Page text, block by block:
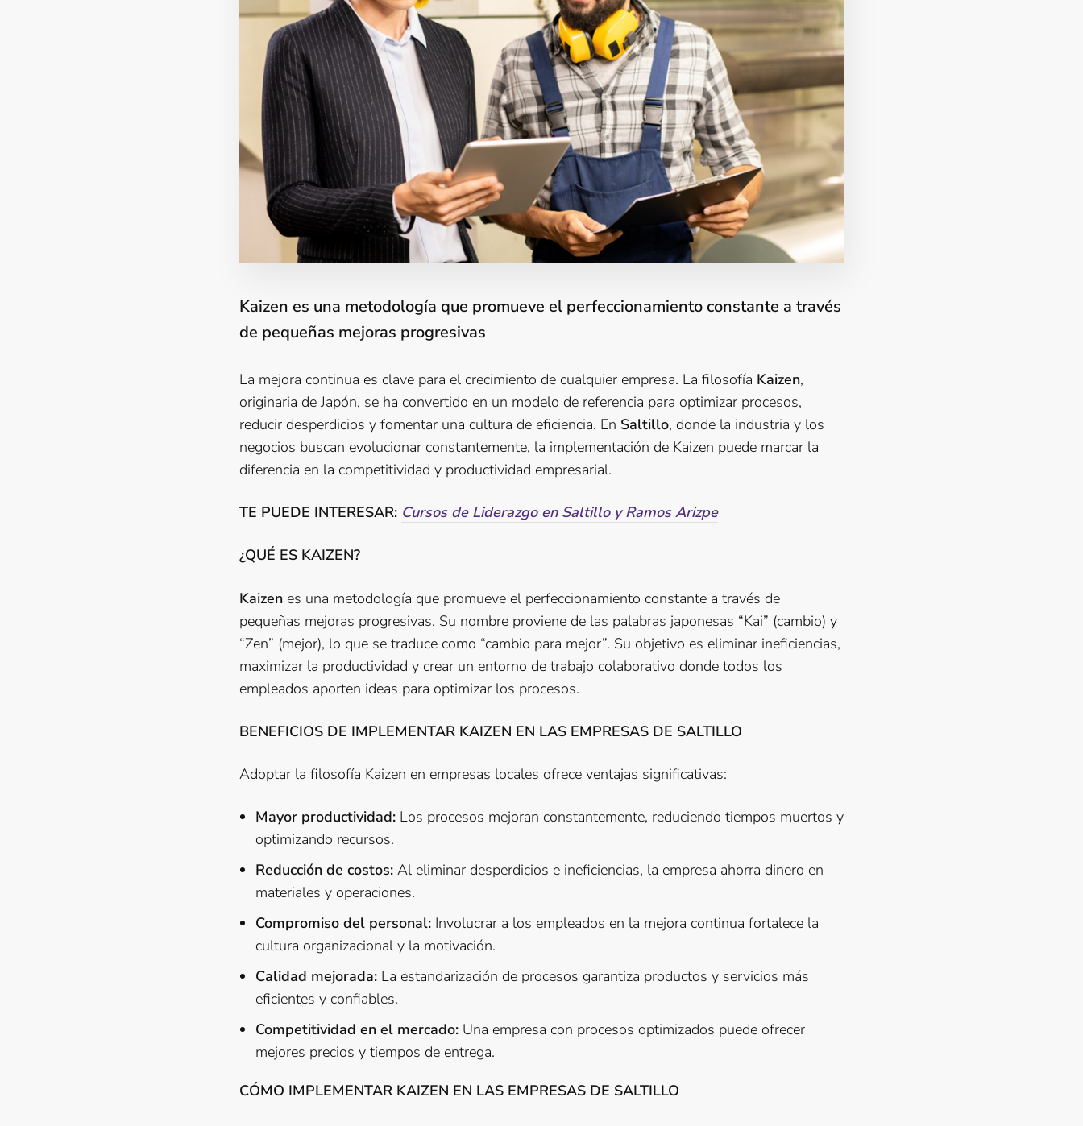
Kaizen es una metodología que promueve el perfeccionamiento constante a través
de pequeñas mejoras progresivas
La mejora continua es clave para el crecimiento de cualquier empresa. La filosofía Kaizen,
originaria de Japón, se ha convertido en un modelo de referencia para optimizar procesos,
reducir desperdicios y fomentar una cultura de eficiencia. En Saltillo, donde la industria y los
negocios buscan evolucionar constantemente, la implementación de Kaizen puede marcar la
diferencia en la competitividad y productividad empresarial.
TE PUEDE INTERESAR: Cursos de Liderazgo en Saltillo y Ramos Arizpe
¿QUÉ ES KAIZEN?
Kaizen es una metodología que promueve el perfeccionamiento constante a través de
pequeñas mejoras progresivas. Su nombre proviene de las palabras japonesas “Kai” (cambio) y
“Zen” (mejor), lo que se traduce como “cambio para mejor”. Su objetivo es eliminar ineficiencias,
maximizar la productividad y crear un entorno de trabajo colaborativo donde todos los
empleados aporten ideas para optimizar los procesos.
BENEFICIOS DE IMPLEMENTAR KAIZEN EN LAS EMPRESAS DE SALTILLO
Adoptar la filosofía Kaizen en empresas locales ofrece ventajas significativas:
Mayor productividad: Los procesos mejoran constantemente, reduciendo tiempos muertos y
optimizando recursos.
Reducción de costos: Al eliminar desperdicios e ineficiencias, la empresa ahorra dinero en
materiales y operaciones.
Compromiso del personal: Involucrar a los empleados en la mejora continua fortalece la
cultura organizacional y la motivación.
Calidad mejorada: La estandarización de procesos garantiza productos y servicios más
eficientes y confiables.
Competitividad en el mercado: Una empresa con procesos optimizados puede ofrecer
mejores precios y tiempos de entrega.
CÓMO IMPLEMENTAR KAIZEN EN LAS EMPRESAS DE SALTILLO